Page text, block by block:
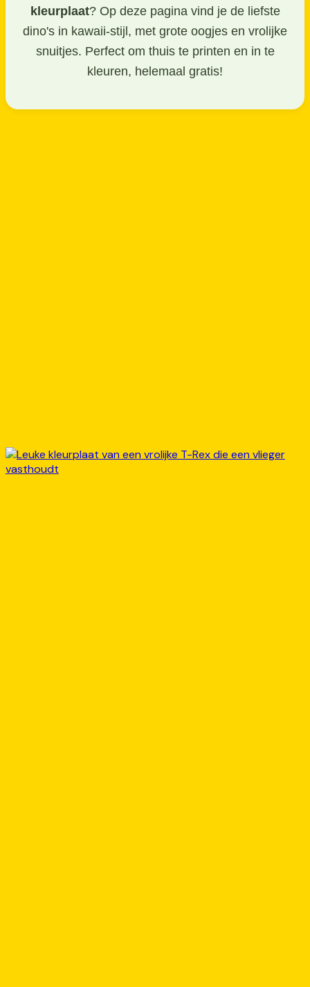
kleurplaat? Op deze pagina vind je de liefste
dino's in kawaii-stijl, met grote oogjes en vrolijke
snuitjes. Perfect om thuis te printen en in te
kleuren, helemaal gratis!